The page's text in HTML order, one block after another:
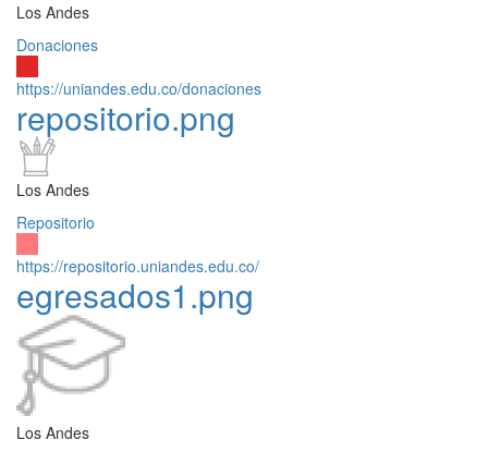
Los Andes
Donaciones
https://uniandes.edu.co/donaciones
repositorio.png
Los Andes
Repositorio
https://repositorio.uniandes.edu.co/
egresados1.png
Los Andes